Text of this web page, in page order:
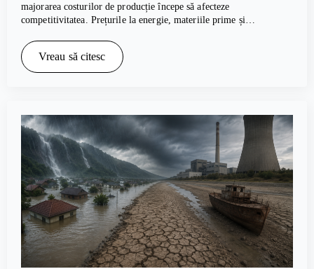
majorarea costurilor de producție începe să afecteze
competitivitatea. Prețurile la energie, materiile prime și…
Vreau să citesc